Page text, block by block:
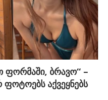
ფორმაში, ბრავო“ –
ფოტოებს აქვეყნებს